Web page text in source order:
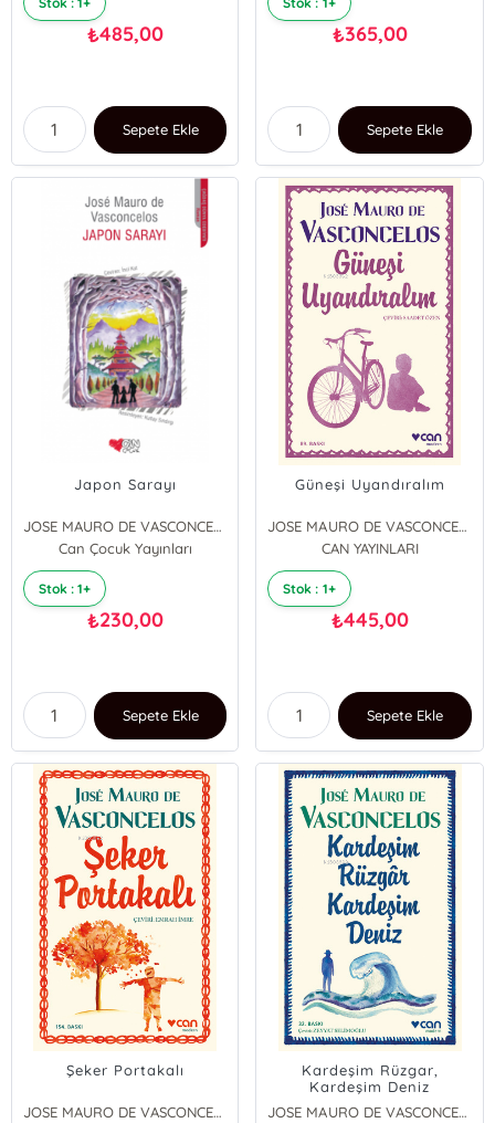
₺485,00
Sepete Ekle
₺365,00
Sepete Ekle
Japon Sarayı
JOSE MAURO DE VASCONCELOS
Can Çocuk Yayınları
Stok : 1+
₺230,00
Sepete Ekle
Güneşi Uyandıralım
JOSE MAURO DE VASCONCELOS
CAN YAYINLARI
Stok : 1+
₺445,00
Sepete Ekle
Şeker Portakalı
JOSE MAURO DE VASCONCELOS
Kardeşim Rüzgar,
Kardeşim Deniz
JOSE MAURO DE VASCONCELOS